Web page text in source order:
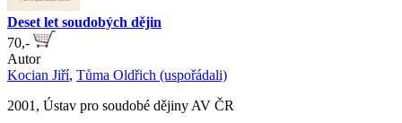
Deset let soudobých dějin
70,-
Autor
Kocian Jiří, Tůma Oldřich (uspořádali)
2001, Ústav pro soudobé dějiny AV ČR